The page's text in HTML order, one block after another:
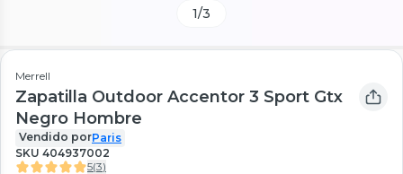
1/3
Merrell
Zapatilla Outdoor Accentor 3 Sport Gtx
Negro Hombre
Vendido porParis
SKU 404937002
5(3)